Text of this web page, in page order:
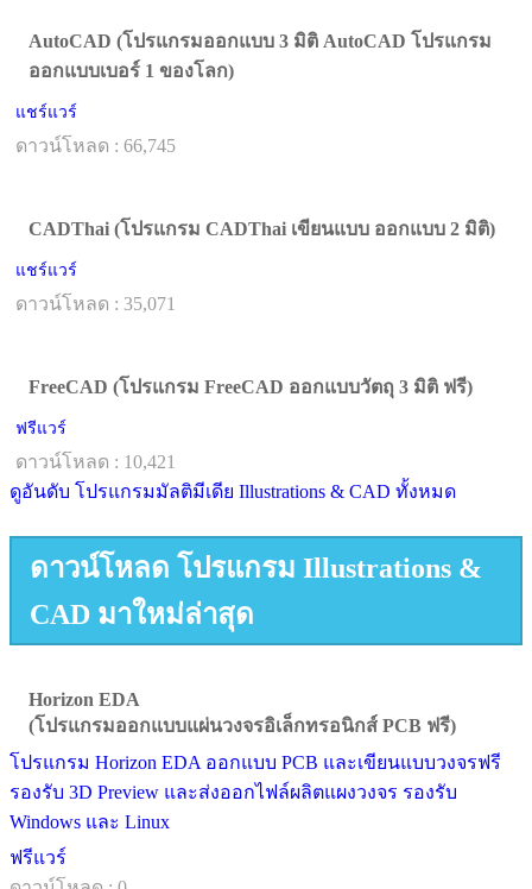
AutoCAD (โปรแกรมออกแบบ 3 มิติ AutoCAD โปรแกรม
ออกแบบเบอร์ 1 ของโลก)
แชร์แวร์
ดาวน์โหลด : 66,745
CADThai (โปรแกรม CADThai เขียนแบบ ออกแบบ 2 มิติ)
แชร์แวร์
ดาวน์โหลด : 35,071
FreeCAD (โปรแกรม FreeCAD ออกแบบวัตถุ 3 มิติ ฟรี)
ฟรีแวร์
ดาวน์โหลด : 10,421
ดูอันดับ โปรแกรมมัลติมีเดีย Illustrations & CAD ทั้งหมด
ดาวน์โหลด โปรแกรม Illustrations &
CAD มาใหม่ล่าสุด
Horizon EDA
(โปรแกรมออกแบบแผ่นวงจรอิเล็กทรอนิกส์ PCB ฟรี)
โปรแกรม Horizon EDA ออกแบบ PCB และเขียนแบบวงจรฟรี
รองรับ 3D Preview และส่งออกไฟล์ผลิตแผงวงจร รองรับ
Windows และ Linux
ฟรีแวร์